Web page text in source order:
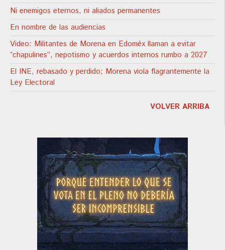
Ni enemigos eternos, ni aliados permanentes
En nombre de las audiencias
Video: Militantes de Morena en Edoméx llaman a evitar
“chapulines”, nepotismo y acuerdos internos rumbo a 2027
El INE, rebasado y perdido; Morena viola flagrantemente la
Ley Electoral
VOLVER ARRIBA